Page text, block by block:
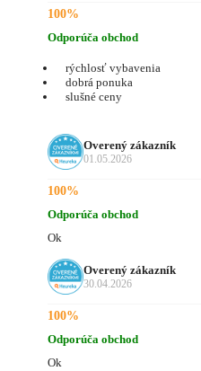
100%
Odporúča obchod
rýchlosť vybavenia
dobrá ponuka
slušné ceny
Overený zákazník
01.05.2026
100%
Odporúča obchod
Ok
Overený zákazník
30.04.2026
100%
Odporúča obchod
Ok